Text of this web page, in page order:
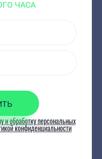
ЧАСА
и обработку персональных
конфиденциальности